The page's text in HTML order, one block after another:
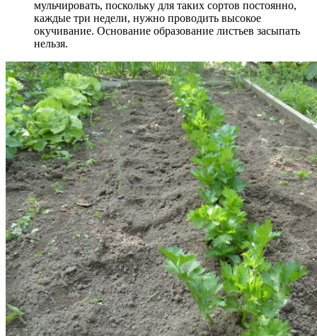
мульчировать, поскольку для таких сортов постоянно,
каждые три недели, нужно проводить высокое
окучивание. Основание образование листьев засыпать
нельзя.